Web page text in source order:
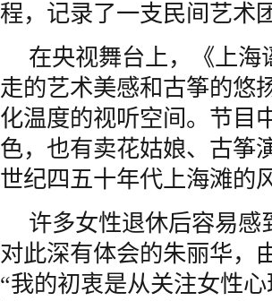
程，记录了一支民间艺术
在央视舞台上，《上海
走的艺术美感和古筝的悠
化温度的视听空间。节目
色，也有卖花姑娘、古筝
世纪四五十年代上海滩的
许多女性退休后容易感
对此深有体会的朱丽华，
“我的初衷是从关注女性